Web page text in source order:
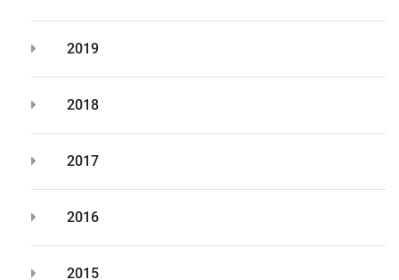
2019
2018
2017
2016
2015